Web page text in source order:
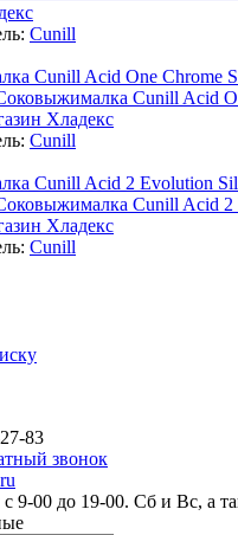
Cunill
Cunill Acid One Chrome
Cunill
Cunill Acid 2 Evolution
Cunill
83
звонок
с 9-00 до 19-00. Сб и Вс, а